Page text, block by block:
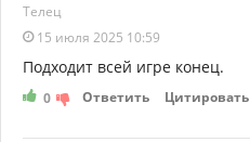
Телец
15 июля 2025 10:59
Подходит всей игре конец.
0 Ответить Цитировать